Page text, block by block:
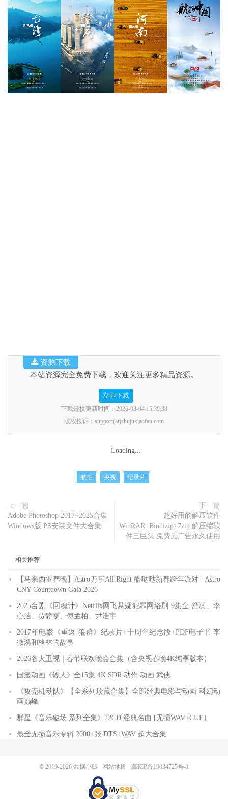
本站资源完全免费下载，欢迎关注更多精品资源。
立即下载
下载链接更新时间：2026-03-04 15:39:38
版权投诉：support(at)shujuxiaofan.com
资源下载
Loading...
航拍 央视 纪录片
上一篇
Adobe Photoshop 2017~2025合集
Windows版 PS安装文件大合集
下一篇
超好用的解压软件
WinRAR+Bindizip+7zip 解压缩软
件三巨头 免费无广告永久使用
相关推荐
【马来西亚春晚】Astro万事All Right 酷哒哒新春跨年派对 | Astro
CNY Countdown Gala 2026
2025台剧《回魂计》Netflix网飞悬疑犯罪网络剧 9集全 舒淇、李
心洁、贾静雯、傅孟柏、尹浩宇
2017年电影《重返·狼群》纪录片+十周年纪念版+PDF电子书 李
微漪和格林的故事
2026各大卫视｜春节联欢晚会合集（含央视春晚4K纯享版本）
国漫动画《镖人》全15集 4K SDR 动作 动画 武侠
《攻壳机动队》【全系列珍藏合集】全部经典电影与动画 科幻动
画巅峰
群星《音乐磁场 系列全集》22CD 经典名曲 [无损WAV+CUE]
最全无损音乐专辑 2000+张 DTS+WAV 超大合集
© 2019-2026 数据小贩 网站地图 冀ICP备19034725号-1